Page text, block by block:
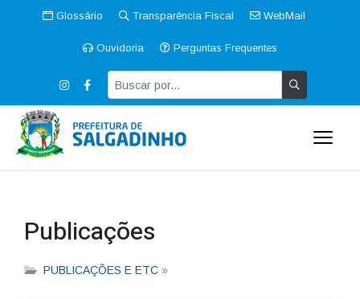
Glossário Transparência Fiscal WebMail
Ouvidoria Perguntas Frequentes
Publicações
PUBLICAÇÕES E ETC »